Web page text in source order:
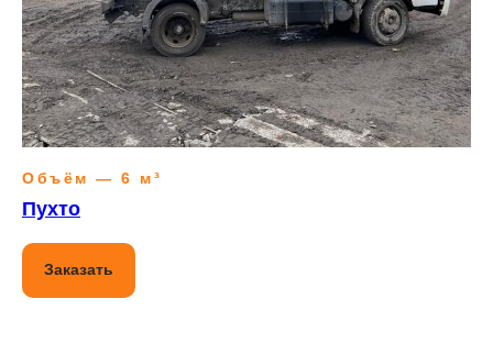
Объём — 6 м³
Пухто
Заказать